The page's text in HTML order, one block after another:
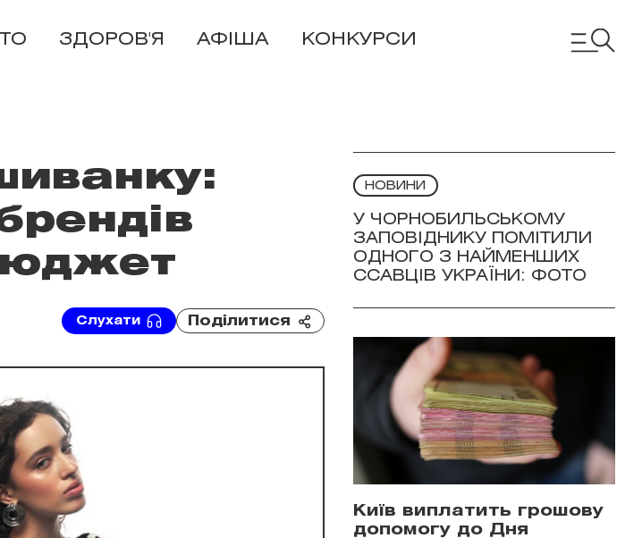
ЗДОРОВ'Я АФІША КОНКУРСИ
Слухати Поділитися
НОВИНИ
У ЧОРНОБИЛЬСЬКОМУ
ЗАПОВІДНИКУ ПОМІТИЛИ
ОДНОГО З НАЙМЕНШИХ
ССАВЦІВ УКРАЇНИ: ФОТО
Київ виплатить грошову
допомогу до Дня